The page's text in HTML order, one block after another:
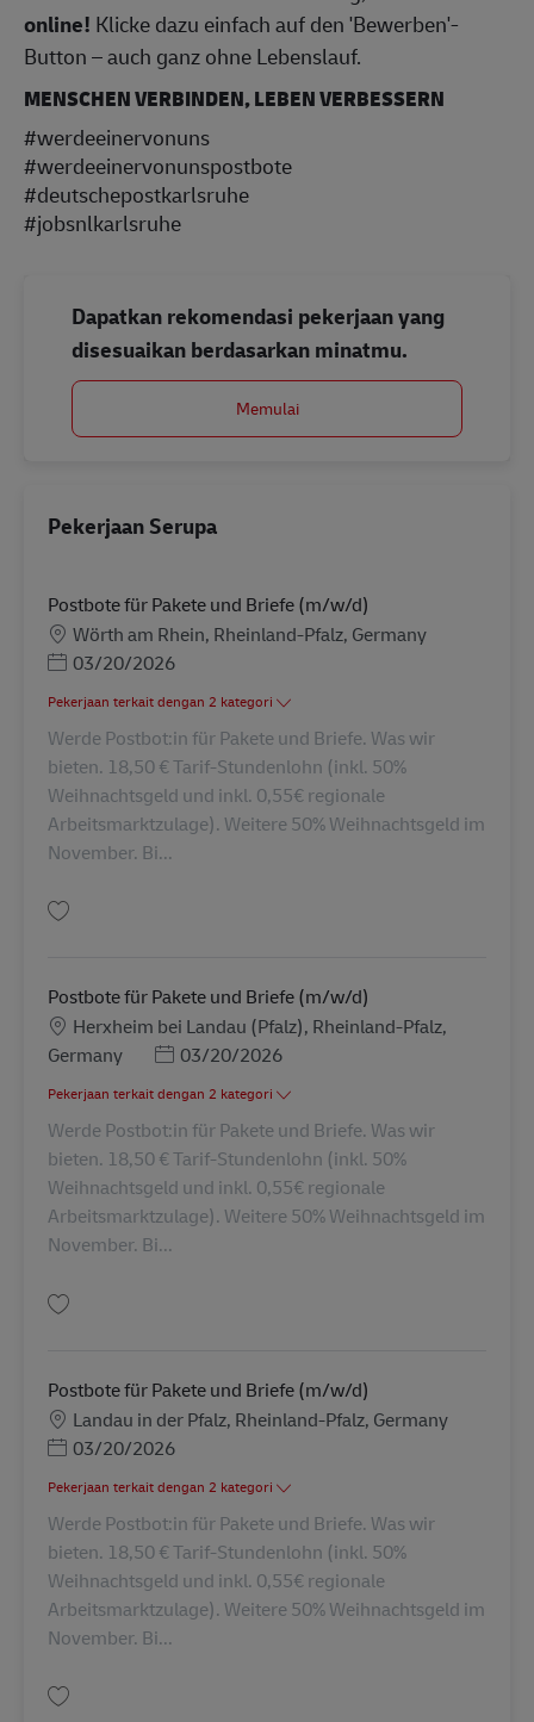
online! Klicke dazu einfach auf den 'Bewerben'-
Button – auch ganz ohne Lebenslauf.
MENSCHEN VERBINDEN, LEBEN VERBESSERN
#werdeeinervonuns
#werdeeinervonunspostbote
#deutschepostkarlsruhe
#jobsnlkarlsruhe
Dapatkan rekomendasi pekerjaan yang
disesuaikan berdasarkan minatmu.
Memulai
Pekerjaan Serupa
Postbote für Pakete und Briefe (m/w/d)
LokasiWörth am Rhein, Rheinland-Pfalz, Germany
Posted Date
03/20/2026
Pekerjaan terkait dengan 2 kategori
Werde Postbot:in für Pakete und Briefe. Was wir
bieten. 18,50 € Tarif-Stundenlohn (inkl. 50%
Weihnachtsgeld und inkl. 0,55€ regionale
Arbeitsmarktzulage). Weitere 50% Weihnachtsgeld im
November. Bi...
Postbote für Pakete und Briefe (m/w/d)
LokasiHerxheim bei Landau (Pfalz), Rheinland-Pfalz,
Germany
Posted Date
03/20/2026
Pekerjaan terkait dengan 2 kategori
Werde Postbot:in für Pakete und Briefe. Was wir
bieten. 18,50 € Tarif-Stundenlohn (inkl. 50%
Weihnachtsgeld und inkl. 0,55€ regionale
Arbeitsmarktzulage). Weitere 50% Weihnachtsgeld im
November. Bi...
Postbote für Pakete und Briefe (m/w/d)
LokasiLandau in der Pfalz, Rheinland-Pfalz, Germany
Posted Date
03/20/2026
Pekerjaan terkait dengan 2 kategori
Werde Postbot:in für Pakete und Briefe. Was wir
bieten. 18,50 € Tarif-Stundenlohn (inkl. 50%
Weihnachtsgeld und inkl. 0,55€ regionale
Arbeitsmarktzulage). Weitere 50% Weihnachtsgeld im
November. Bi...